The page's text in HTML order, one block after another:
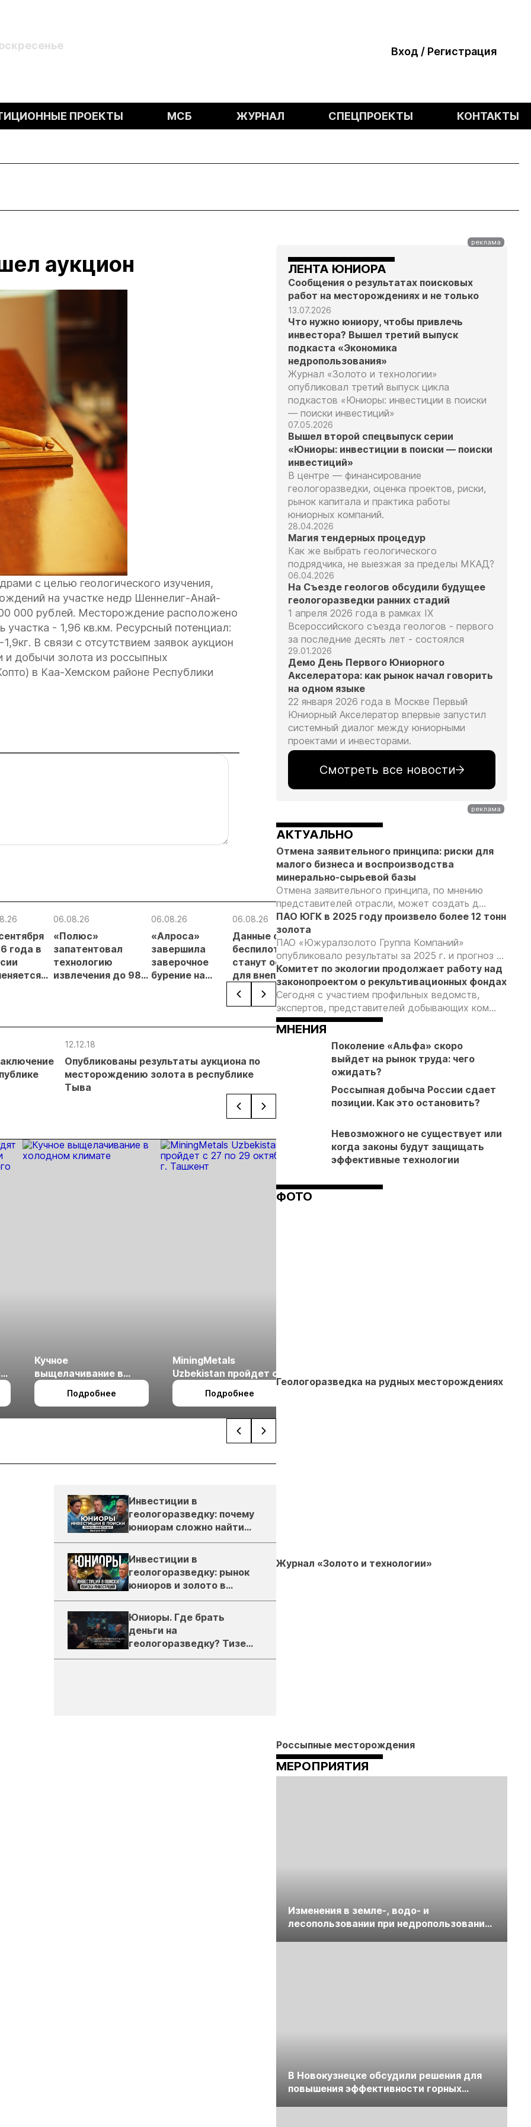
Вход / Регистрация
ПРОЕКТЫ МСБ ЖУРНАЛ СПЕЦПРОЕКТЫ КОНТАКТЫ
аукцион
с целью геологического изучения,
на участке недр Шеннелиг-Анай-
000 рублей. Месторождение расположено
- 1,96 кв.км. Ресурсный потенциал:
В связи с отсутствием заявок аукцион
и добычи золота из россыпных
в Каа-Хемском районе Республики
года в
06.08.26
«Полюс»
запатентовал
технологию
извлечения до 98%
06.08.26
«Алроса»
завершила
заверочное
бурение на
06.08.26
Данные с
беспилотников
станут основанием
для внеплановых
проверок
недропользователей
05.08.26
золота на
Камчатке
снизилась
на 20,3% в
первом
полугодии
05.08.26
Кассация
оставила в
силе
приговор
по делу о
незаконной
добыче 43
серебра на
Урале
05.08.26
Эксперты
предложили
изменить
подходы к
регулированию
россыпной
золотодобычи
лицензирования
12.12.18
Опубликованы результаты аукциона по
месторождению золота в республике
Тыва
Кучное
выщелачивание в
холодном климате
Подробнее
MiningMetals
Uzbekistan пройдет с
27 по 29 октября в г.
Ташкент
Подробнее
Екатеринбурге
энергетическая
Инвестиции в
геологоразведку: почему
юниорам сложно найти
деньги
Инвестиции в
геологоразведку: рынок
юниоров и золото в
России
Юниоры. Где брать
деньги на
геологоразведку? Тизер
подкаста ЗиТ №1
ЛЕНТА ЮНИОРА
Сообщения о результатах поисковых
работ на месторождениях и не только
13.07.2026
Что нужно юниору, чтобы привлечь
инвестора? Вышел третий выпуск
подкаста «Экономика
недропользования»
Журнал «Золото и технологии»
опубликовал третий выпуск цикла
подкастов «Юниоры: инвестиции в поиски
— поиски инвестиций»
07.05.2026
Вышел второй спецвыпуск серии
«Юниоры: инвестиции в поиски — поиски
инвестиций»
В центре — финансирование
геологоразведки, оценка проектов, риски,
рынок капитала и практика работы
юниорных компаний.
28.04.2026
Магия тендерных процедур
Как же выбрать геологического
подрядчика, не выезжая за пределы МКАД?
06.04.2026
На Съезде геологов обсудили будущее
геологоразведки ранних стадий
1 апреля 2026 года в рамках IX
Всероссийского съезда геологов - первого
за последние десять лет - состоялся
29.01.2026
Демо День Первого Юниорного
Акселератора: как рынок начал говорить
на одном языке
22 января 2026 года в Москве Первый
Юниорный Акселератор впервые запустил
системный диалог между юниорными
проектами и инвесторами.
Смотреть все новости
АКТУАЛЬНО
Отмена заявительного принципа: риски для
малого бизнеса и воспроизводства
минерально-сырьевой базы
Отмена заявительного принципа, по мнению
представителей отрасли, может создать д...
ПАО ЮГК в 2025 году произвело более 12 тонн
золота
ПАО «Южуралзолото Группа Компаний»
опубликовало результаты за 2025 г. и прогноз ...
Комитет по экологии продолжает работу над
законопроектом о рекультивационных фондах
Сегодня с участием профильных ведомств,
экспертов, представителей добывающих ком...
МНЕНИЯ
Поколение «Альфа» скоро
выйдет на рынок труда: чего
ожидать?
Россыпная добыча России сдает
позиции. Как это остановить?
Невозможного не существует или
когда законы будут защищать
эффективные технологии
ФОТО
Геологоразведка на рудных месторождениях
Журнал «Золото и технологии»
Россыпные месторождения
МЕРОПРИЯТИЯ
Изменения в земле-, водо- и
лесопользовании при недропользовании
В Новокузнецке обсудили решения для
повышения эффективности горных